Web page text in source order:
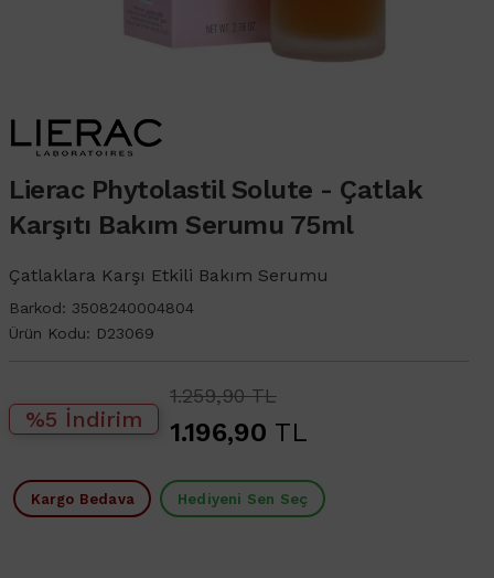
Lierac Phytolastil Solute - Çatlak
Karşıtı Bakım Serumu 75ml
Çatlaklara Karşı Etkili Bakım Serumu
Barkod: 3508240004804
Ürün Kodu: D23069
%5 İndirim
1.259,90 TL
1.196,90 TL
Kargo Bedava Hediyeni Sen Seç